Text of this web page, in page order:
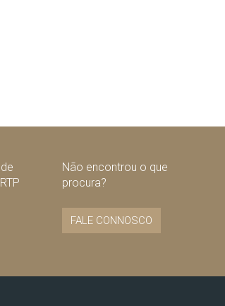
Não encontrou o que
procura?
FALE CONNOSCO